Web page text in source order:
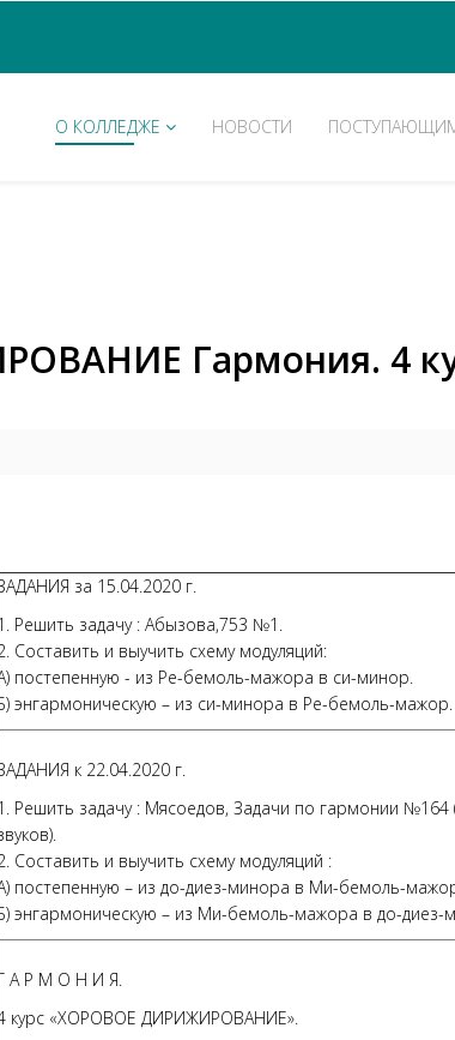
О КОЛЛЕДЖЕ НОВОСТИ
Гармония. 4
за 15.04.2020 г.
Решить задачу : Абызова,753 №1.
Составить и выучить схему модуляций:
постепенную - из Ре-бемоль-мажора в си-минор.
энгармоническую – из си-минора в Ре-бемоль-мажор.
к 22.04.2020 г.
Решить задачу : Мясоедов, Задачи по гармонии №164
Составить и выучить схему модуляций :
постепенную – из до-диез-минора в Ми-бемоль-
энгармоническую – из Ми-бемоль-мажора в до-диез-
А Р М О Н И Я.
курс «ХОРОВОЕ ДИРИЖИРОВАНИЕ».